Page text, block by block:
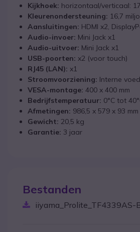
Kijkhoek: horizontaal/verticaal:
Kleurenondersteuning: 16,7
Aansluitingen: HDMI x2,
Audio-invoer: Mini Jack x1
Audio-uitvoer: Mini Jack x1
USB-poorten: x2 (voor touch)
RJ45 (LAN): x1
Stroomvoorziening: Interne
VESA-montage: 400 x 400 mm
Bedrijfstemperatuur: 0°C tot
Afmetingen: 986,5 x 579 x 93 mm
Gewicht: 20,5 kg
Garantie: 3 jaar
Bestanden
iiyama_Prolite_TF4339AS-